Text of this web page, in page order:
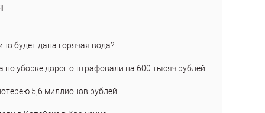
будет дана горячая вода?
по уборке дорог оштрафовали на 600 тысяч рублей
5,6 миллионов рублей